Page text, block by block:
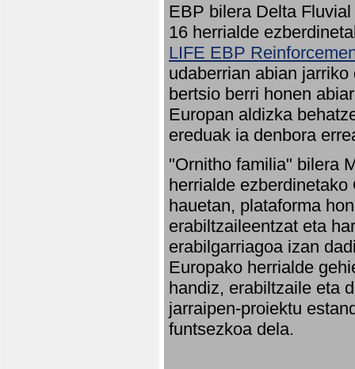
EBP bilera Delta
16 herrialde
LIFE EBP
udaberrian abian
bertsio berri honen
Europan aldizka
ereduak ia denbora
"Ornitho familia" bilera
herrialde
hauetan, plataforma
erabiltzaileentzat eta
erabilgarriagoa izan
Europako herrialde
handiz, erabiltzaile eta
jarraipen-proiektu
funtsezkoa dela.